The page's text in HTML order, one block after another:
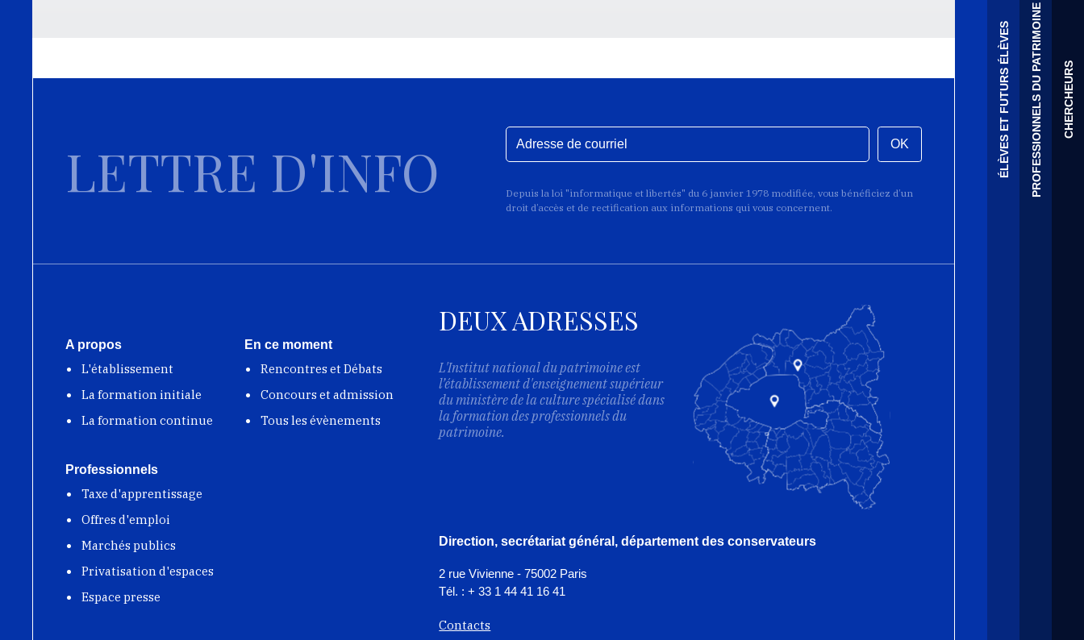
ÉLÈVES ET FUTURS ÉLÈVESPROFESSIONNELS DU PATRIMOINE CHERCHEURS
LETTRE D'INFO OK
Depuis la loi "informatique et libertés" du 6 janvier 1978 modifiée, vous bénéficiez d’un
droit d’accès et de rectification aux informations qui vous concernent.
A propos
L'établissement
La formation initiale
La formation continue
En ce moment
Rencontres et Débats
Concours et admission
Tous les évènements
Professionnels
Taxe d'apprentissage
Offres d'emploi
Marchés publics
Privatisation d'espaces
Espace presse
DEUX ADRESSES
L'Institut national du patrimoine est
l’établissement d'enseignement supérieur
du ministère de la culture spécialisé dans
la formation des professionnels du
patrimoine.
Direction, secrétariat général, département des conservateurs
2 rue Vivienne - 75002 Paris
Tél. : + 33 1 44 41 16 41
Contacts